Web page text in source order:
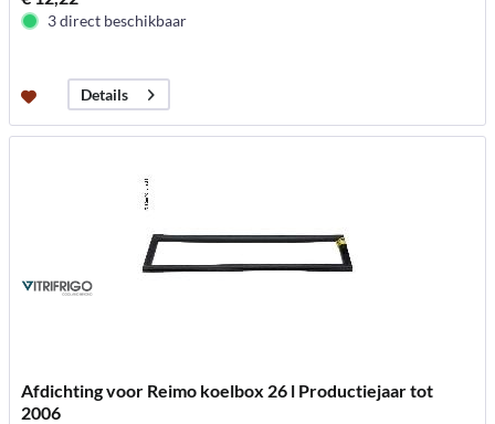
3 direct beschikbaar
Details
Afdichting voor Reimo koelbox 26 l Productiejaar tot
2006